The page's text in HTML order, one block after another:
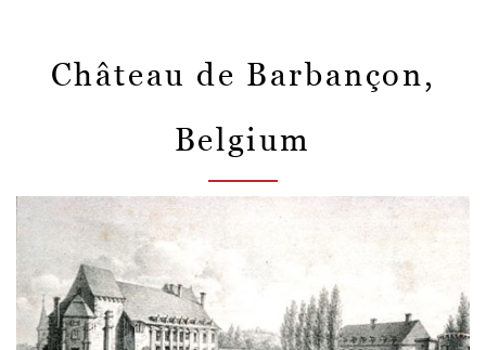
Château de Barbançon,
Belgium